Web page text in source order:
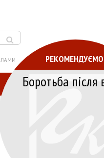
Боротьба після